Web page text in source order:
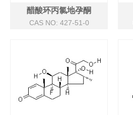
醋酸环丙氯地孕酮
CAS NO: 427-51-0